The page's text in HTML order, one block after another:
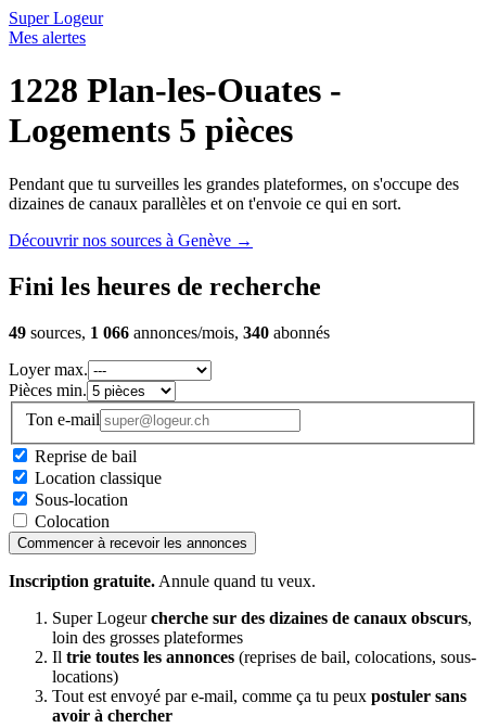
Super Logeur
Mes alertes
1228 Plan-les-Ouates -
Logements 5 pièces
Pendant que tu surveilles les grandes plateformes, on s'occupe des
dizaines de canaux parallèles et on t'envoie ce qui en sort.
Découvrir nos sources à Genève →
Fini les heures de recherche
49 sources, 1 066 annonces/mois, 340 abonnés
Loyer max.
Pièces min.
Ton e-mail
Reprise de bail
Location classique
Sous-location
Colocation
Commencer à recevoir les annonces
Inscription gratuite. Annule quand tu veux.
Super Logeurcherche sur des dizaines de canaux obscurs,
loin des grosses plateformes
Il trie toutes les annonces (reprises de bail, colocations, sous-
locations)
Tout est envoyé par e-mail, comme ça tu peux postuler sans
avoir à chercher